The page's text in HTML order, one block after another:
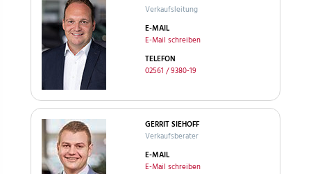
Verkaufsleitung
E-MAIL
E-Mail schreiben
TELEFON
02561 / 9380-19
GERRIT SIEHOFF
Verkaufsberater
E-MAIL
E-Mail schreiben